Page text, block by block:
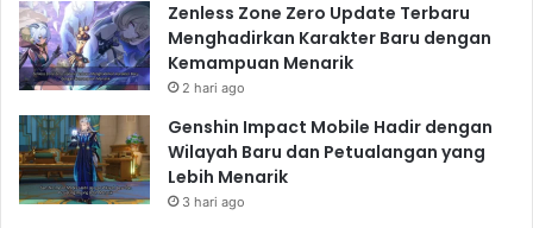
Zenless Zone Zero Update Terbaru
Menghadirkan Karakter Baru dengan
Kemampuan Menarik
2 hari ago
Genshin Impact Mobile Hadir dengan
Wilayah Baru dan Petualangan yang
Lebih Menarik
3 hari ago